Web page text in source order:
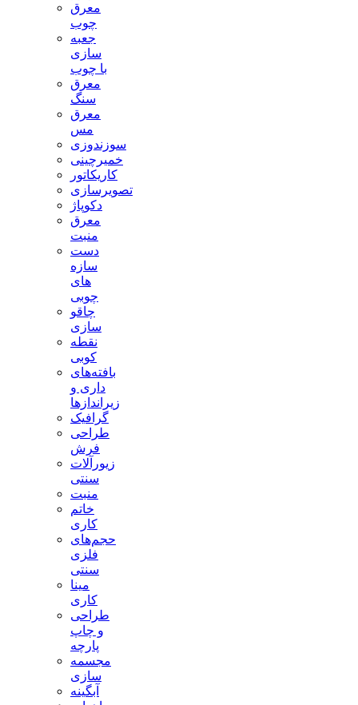
معرق
چوب
جعبه
سازی
با چوب
معرق
سنگ
معرق
مس
سوزندوزی
خمیرچینی
کاریکاتور
تصویرسازی
دکوپاژ
معرق
منبت
دست
سازه
های
چوبی
چاقو
سازی
نقطه
کوبی
بافته‌های
داری و
زیراندازها
گرافیک
طراحی
فرش
زیورآلات
سنتی
منبت
خاتم
کاری
حجم‌های
فلزی
سنتی
مینا
کاری
طراحی
و چاپ
پارچه
مجسمه
سازی
آبگینه